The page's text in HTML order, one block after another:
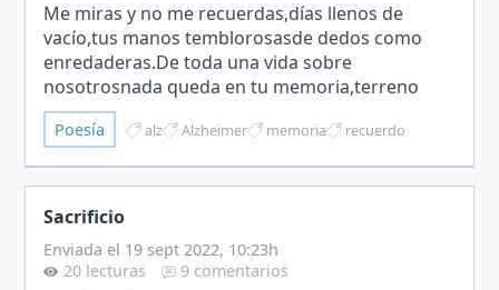
Me miras y no me recuerdas,días llenos de
vacío,tus manos temblorosasde dedos como
enredaderas.De toda una vida sobre
nosotrosnada queda en tu memoria,terreno
seco y baldío,extraños yo y el fruto de nuestro
amor.Repito nuestros nombres con d…
Poesía alz Alzheimer memoria recuerdo
Sacrificio
Enviada el 19 sept 2022, 10:23h
20 lecturas
9 comentarios